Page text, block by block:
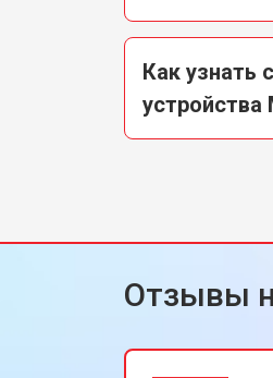
Как узнать
устройства
Отзывы